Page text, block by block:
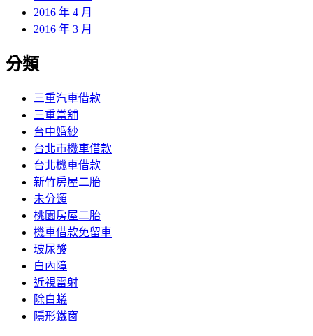
2016 年 4 月
2016 年 3 月
分類
三重汽車借款
三重當舖
台中婚紗
台北市機車借款
台北機車借款
新竹房屋二胎
未分類
桃園房屋二胎
機車借款免留車
玻尿酸
白內障
近視雷射
除白蟻
隱形鐵窗